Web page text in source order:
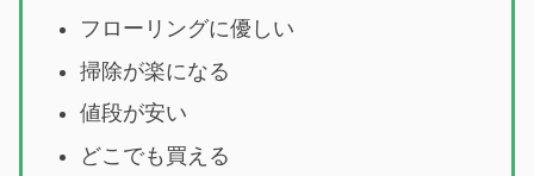
フローリングに優しい
掃除が楽になる
値段が安い
どこでも買える